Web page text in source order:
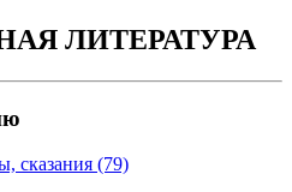
ЛИТЕРАТУРА
сказания (79)